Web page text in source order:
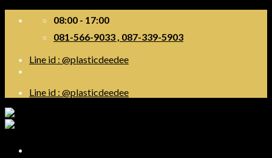
08:00 - 17:00
081-566-9033 , 087-339-5903
Line id : @plasticdeedee
Line id : @plasticdeedee